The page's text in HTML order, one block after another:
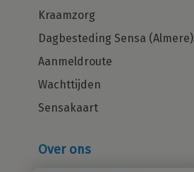
Kraamzorg
Dagbesteding Sensa (Almere)
Aanmeldroute
Wachttijden
Sensakaart
Over ons